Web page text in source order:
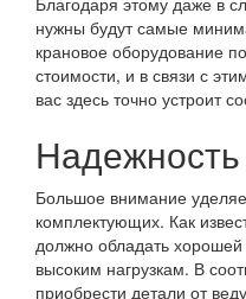
нужны будут самые
крановое оборудование
стоимости, и в связи с
вас здесь точно устроит
Надежность
Большое внимание
комплектующих. Как
должно обладать хорошей
высоким нагрузкам. В
приобрести детали от